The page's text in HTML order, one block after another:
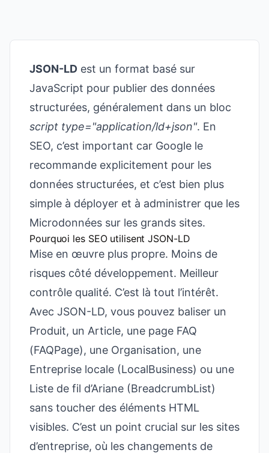
JSON-LD est un format basé sur
JavaScript pour publier des données
structurées, généralement dans un bloc
script type="application/ld+json". En
SEO, c’est important car Google le
recommande explicitement pour les
données structurées, et c’est bien plus
simple à déployer et à administrer que les
Microdonnées sur les grands sites.
Pourquoi les SEO utilisent JSON-LD
Mise en œuvre plus propre. Moins de
risques côté développement. Meilleur
contrôle qualité. C’est là tout l’intérêt.
Avec JSON-LD, vous pouvez baliser un
Produit, un Article, une page FAQ
(FAQPage), une Organisation, une
Entreprise locale (LocalBusiness) ou une
Liste de fil d’Ariane (BreadcrumbList)
sans toucher des éléments HTML
visibles. C’est un point crucial sur les sites
d’entreprise, où les changements de